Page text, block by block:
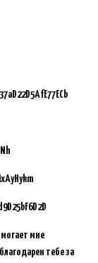
мне
тебе за